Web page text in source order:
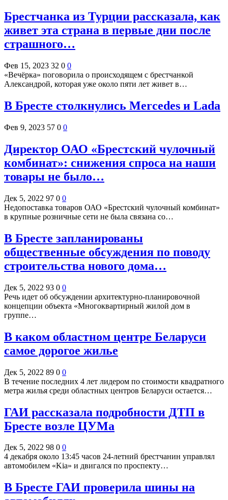
Брестчанка из Турции рассказала, как
живет эта страна в первые дни после
страшного…
Фев 15, 2023 32 0 0
«Вечёрка» поговорила о происходящем с брестчанкой
Александрой, которая уже около пяти лет живет в…
В Бресте столкнулись Mercedes и Lada
Фев 9, 2023 57 0 0
Директор ОАО «Брестский чулочный
комбинат»: снижения спроса на наши
товары не было…
Дек 5, 2022 97 0 0
Недопоставка товаров ОАО «Брестский чулочный комбинат»
в крупные розничные сети не была связана со…
В Бресте запланированы
общественные обсуждения по поводу
строительства нового дома…
Дек 5, 2022 93 0 0
Речь идет об обсуждении архитектурно-планировочной
концепции объекта «Многоквартирный жилой дом в
группе…
В каком областном центре Беларуси
самое дорогое жилье
Дек 5, 2022 89 0 0
В течение последних 4 лет лидером по стоимости квадратного
метра жилья среди областных центров Беларуси остается…
ГАИ рассказала подробности ДТП в
Бресте возле ЦУМа
Дек 5, 2022 98 0 0
4 декабря около 13:45 часов 24-летний брестчанин управлял
автомобилем «Kia» и двигался по проспекту…
В Бресте ГАИ проверила шины на